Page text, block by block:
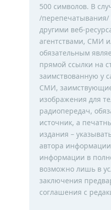
500 символов. В
/перепечатывания/
другими веб-
агентствами, СМИ
обязательным
прямой ссылки на
заимствованную у
СМИ,
изображения для
радиопередач,
источник, а
издания –
автора
информации в
возможно лишь в
заключения
соглашения с